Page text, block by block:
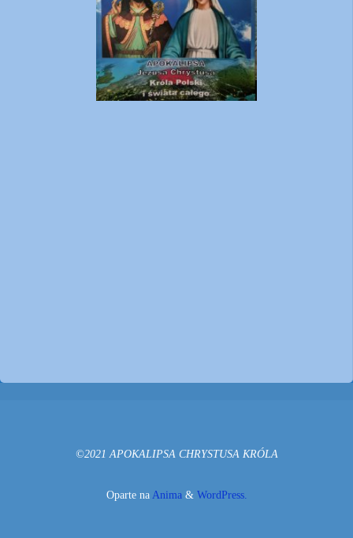
©2021 APOKALIPSA CHRYSTUSA KRÓLA
Oparte naAnima & WordPress.